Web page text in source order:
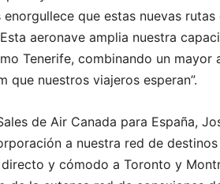
que estas nuevas
aeronave amplia nuestra
Tenerife, combinando un mayor
nuestros viajeros esperan”.
de Air Canada para España,
a nuestra red de
y cómodo a Toronto y